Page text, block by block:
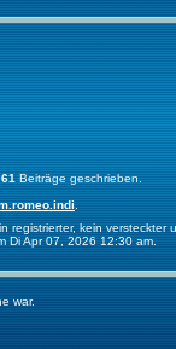
Beiträge geschrieben.
registrierter, kein
Di Apr 07, 2026 12:30 am.
war.